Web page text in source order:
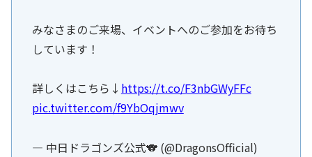
みなさまのご来場、イベントへのご参加をお待ち
しています！
詳しくはこちら↓ https://t.co/F3nbGWyFFc
pic.twitter.com/f9YbOqjmwv
— 中日ドラゴンズ公式🐨 (@DragonsOfficial)